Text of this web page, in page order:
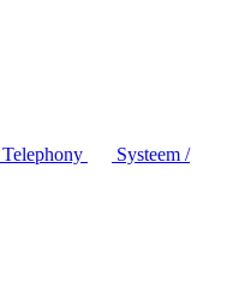
Telephony
Systeem /